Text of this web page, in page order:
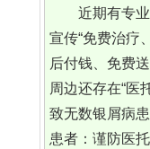
近期有专
宣传“免费治疗
后付钱、免费
周边还存在“医
致无数银屑病
患者：谨防医